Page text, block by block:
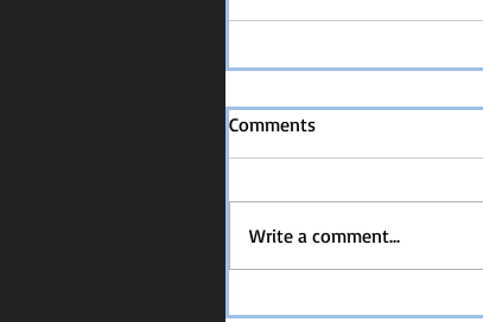
Comments
Write a comment...